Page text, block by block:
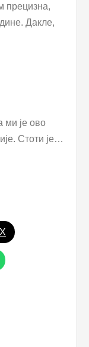
прецизна,
Дакле,
ми је ово
Стоти је…